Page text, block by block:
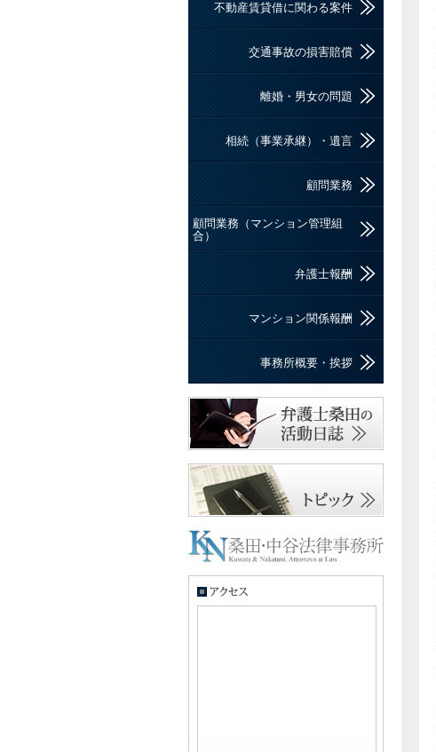
不動産賃貸借に関わる案件
交通事故の損害賠償
離婚・男女の問題
相続（事業承継）・遺言
顧問業務
顧問業務（マンション管理組
合）
弁護士報酬
マンション関係報酬
事務所概要・挨拶